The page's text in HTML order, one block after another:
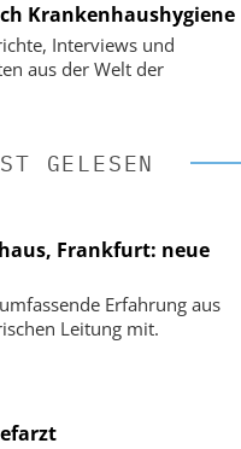
Krankenhaushygiene
Interviews und
aus der Welt der
im
Von digitaler
KI-fähigen Steuerung
GELESEN
Frankfurt: neue
Erfahrung aus
Leitung mit.